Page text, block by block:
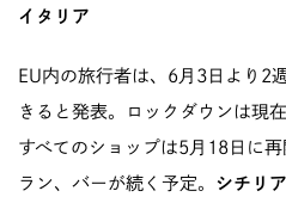
イタリア
EU内の旅行者は、6月3日より2
きると発表。ロックダウンは現
すべてのショップは5月18日に
ラン、バーが続く予定。 シチリ